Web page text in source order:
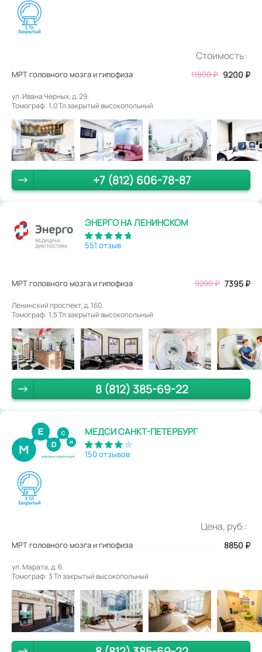
Стоимость:
МРТ головного мозга и гипофиза 11800₽ 9200 ₽
ул. Ивана Черных, д. 29.
Томограф: 1,0 Тл закрытый высокопольный
+7 (812) 606-78-87
ЭНЕРГО НА ЛЕНИНСКОМ
551 отзыв
МРТ головного мозга и гипофиза 9200₽ 7395 ₽
Ленинский проспект, д. 160.
Томограф: 1,5 Тл закрытый высокопольный
8 (812) 385-69-22
МЕДСИ САНКТ-ПЕТЕРБУРГ
150 отзывов
Цена, руб.:
МРТ головного мозга и гипофиза 8850 ₽
ул. Марата, д. 6.
Томограф: 3 Тл закрытый высокопольный